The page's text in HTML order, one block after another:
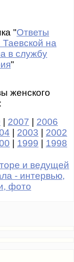
"Ответы
Таевской на
в службу
"
женского
| 2007 | 2006
| 2003 | 2002
| 1999 | 1998
и ведущей
- интервью,
фото